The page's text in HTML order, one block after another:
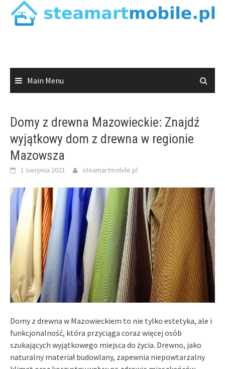
Main Menu
Domy z drewna Mazowieckie: Znajdź
wyjątkowy dom z drewna w regionie
Mazowsza
1 sierpnia 2021 steamartmobile.pl
Domy z drewna w Mazowieckiem to nie tylko estetyka, ale i
funkcjonalność, która przyciąga coraz więcej osób
szukających wyjątkowego miejsca do życia. Drewno, jako
naturalny materiał budowlany, zapewnia niepowtarzalny